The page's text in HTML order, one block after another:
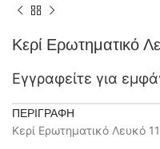
Κερί Ερωτηματικό
Εγγραφείτε για
ΠΕΡΙΓΡΑΦΉ
Κερί Ερωτηματικό Λευκό